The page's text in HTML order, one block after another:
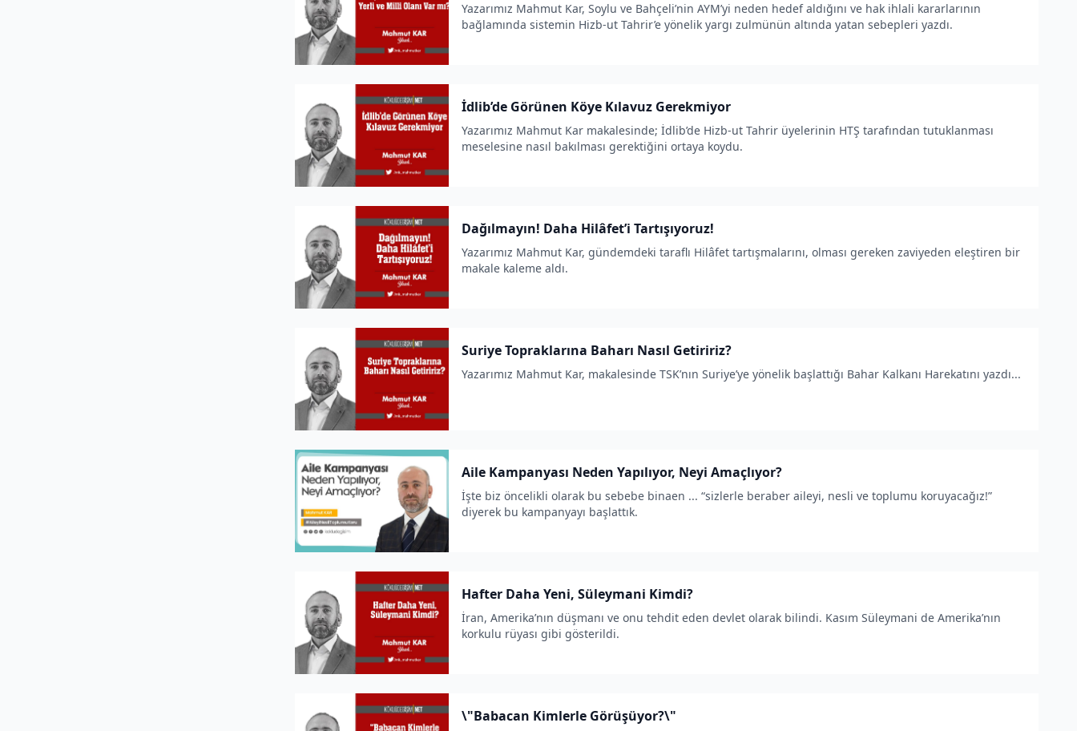
Yazarımız Mahmut Kar, Soylu ve Bahçeli’nin AYM’yi neden hedef aldığını ve hak ihlali kararlarının
bağlamında sistemin Hizb-ut Tahrir’e yönelik yargı zulmünün altında yatan sebepleri yazdı.
İdlib’de Görünen Köye Kılavuz Gerekmiyor
Yazarımız Mahmut Kar makalesinde; İdlib’de Hizb-ut Tahrir üyelerinin HTŞ tarafından tutuklanması
meselesine nasıl bakılması gerektiğini ortaya koydu.
Dağılmayın! Daha Hilâfet’i Tartışıyoruz!
Yazarımız Mahmut Kar, gündemdeki taraflı Hilâfet tartışmalarını, olması gereken zaviyeden eleştiren bir
makale kaleme aldı.
Suriye Topraklarına Baharı Nasıl Getiririz?
Yazarımız Mahmut Kar, makalesinde TSK’nın Suriye’ye yönelik başlattığı Bahar Kalkanı Harekatını yazdı...
Aile Kampanyası Neden Yapılıyor, Neyi Amaçlıyor?
İşte biz öncelikli olarak bu sebebe binaen ... “sizlerle beraber aileyi, nesli ve toplumu koruyacağız!”
diyerek bu kampanyayı başlattık.
Hafter Daha Yeni, Süleymani Kimdi?
İran, Amerika’nın düşmanı ve onu tehdit eden devlet olarak bilindi. Kasım Süleymani de Amerika’nın
korkulu rüyası gibi gösterildi.
\"Babacan Kimlerle Görüşüyor?\"